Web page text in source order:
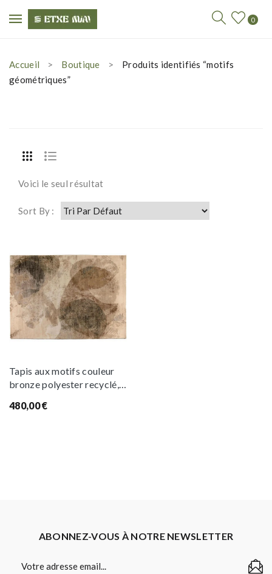
0
Accueil Boutique
Produits identifiés “motifs
géométriques”
Voici le seul résultat
Sort By :
Tapis aux motifs couleur
bronze polyester recyclé,
480,00€
ABONNEZ-VOUS À NOTRE NEWSLETTER